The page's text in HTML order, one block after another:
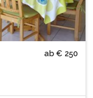
ab € 250